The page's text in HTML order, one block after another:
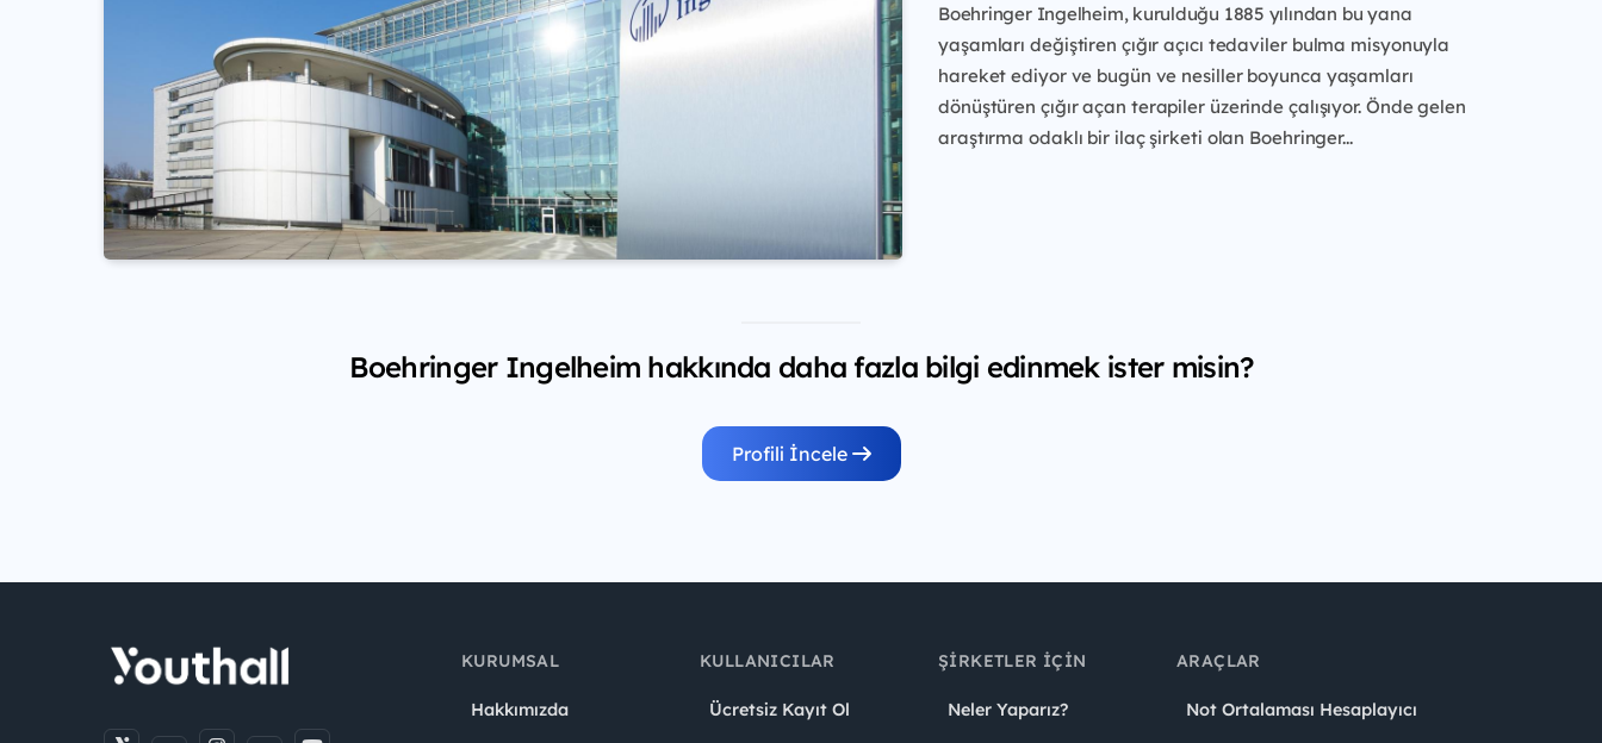
Boehringer Ingelheim, kurulduğu 1885 yılından bu yana
yaşamları değiştiren çığır açıcı tedaviler bulma misyonuyla
hareket ediyor ve bugün ve nesiller boyunca yaşamları
dönüştüren çığır açan terapiler üzerinde çalışıyor. Önde gelen
araştırmaodaklı bir ilaç şirketi olan Boehringer...
Boehringer Ingelheim hakkında daha fazla bilgi edinmek ister misin?
Profili İncele
KURUMSAL
Hakkımızda
KULLANICILAR
Ücretsiz Kayıt Ol
ŞIRKETLER İÇIN
Neler Yaparız?
ARAÇLAR
Not Ortalaması Hesaplayıcı